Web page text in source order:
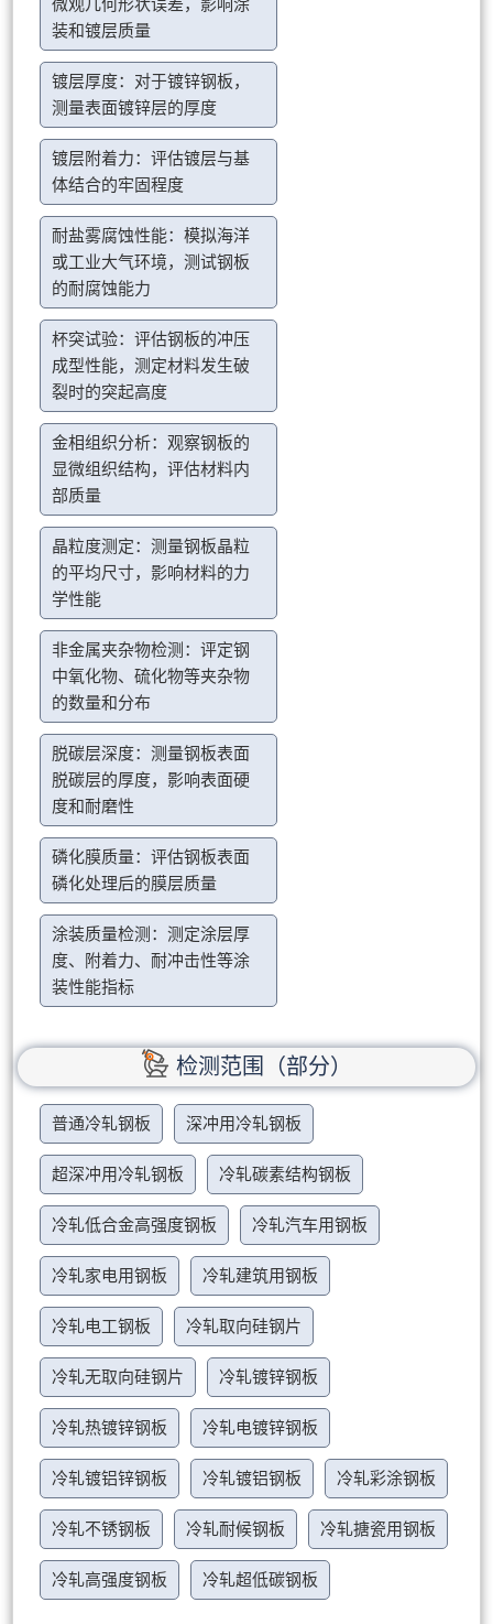
微观几何形状误差，影响涂
装和镀层质量
镀层厚度：对于镀锌钢板，
测量表面镀锌层的厚度
镀层附着力：评估镀层与基
体结合的牢固程度
耐盐雾腐蚀性能：模拟海洋
或工业大气环境，测试钢板
的耐腐蚀能力
杯突试验：评估钢板的冲压
成型性能，测定材料发生破
裂时的突起高度
金相组织分析：观察钢板的
显微组织结构，评估材料内
部质量
晶粒度测定：测量钢板晶粒
的平均尺寸，影响材料的力
学性能
非金属夹杂物检测：评定钢
中氧化物、硫化物等夹杂物
的数量和分布
脱碳层深度：测量钢板表面
脱碳层的厚度，影响表面硬
度和耐磨性
磷化膜质量：评估钢板表面
磷化处理后的膜层质量
涂装质量检测：测定涂层厚
度、附着力、耐冲击性等涂
装性能指标
检测范围（部分）
普通冷轧钢板 深冲用冷轧钢板
超深冲用冷轧钢板 冷轧碳素结构钢板
冷轧低合金高强度钢板 冷轧汽车用钢板
冷轧家电用钢板 冷轧建筑用钢板
冷轧电工钢板 冷轧取向硅钢片
冷轧无取向硅钢片 冷轧镀锌钢板
冷轧热镀锌钢板 冷轧电镀锌钢板
冷轧镀铝锌钢板 冷轧镀铝钢板 冷轧彩涂钢板
冷轧不锈钢板 冷轧耐候钢板 冷轧搪瓷用钢板
冷轧高强度钢板 冷轧超低碳钢板